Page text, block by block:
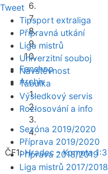
Fanshop
Archiv
ČF1:Hradec - Kometa 1:3
Tweet
Tipsport extraliga
Přípravná utkání
Liga mistrů
Univerzitní souboj
Návštěvnost
Tabulka
Výsledkový servis
Rozlosování a info
Sezóna 2019/2020
Příprava 2019/2020
Příprava 2018/2019
Liga mistrů 2017/2018